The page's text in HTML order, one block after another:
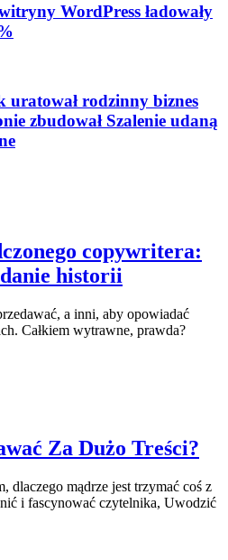
WordPress ładowały
uratował rodzinny biznes
zbudował Szalenie udaną
copywritera:
historii
a inni, aby opowiadać
Całkiem wytrawne, prawda?
Za Dużo Treści?
dlaczego mądrze jest trzymać coś z
i fascynować czytelnika, Uwodzić